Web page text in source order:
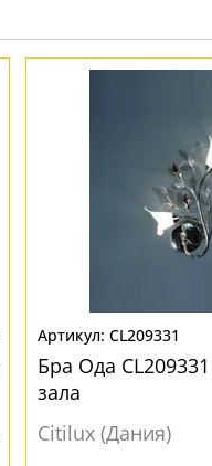
CL209331
Бра Ода
зала
Citilux (Дания)